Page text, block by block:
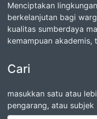
Menciptakan
berkelanjutan bagi
kualitas sumberdaya
kemampuan akademis,
Cari
masukkan satu atau
pengarang, atau subjek